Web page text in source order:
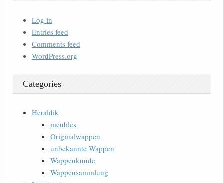
Log in
Entries feed
Comments feed
WordPress.org
Categories
Heraldik
meubles
Originalwappen
unbekannte Wappen
Wappenkunde
Wappensammlung